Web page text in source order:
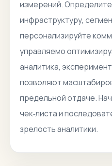
измерений.
инфраструктуру,
персонализируйте
управляемо
аналитика,
позволяют
предельной отдаче.
чек‑листа и
зрелость аналитики.